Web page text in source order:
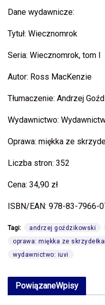
Dane wydawnicze:
Tytuł: Wiecznomrok
Seria: Wiecznomrok, tom I
Autor: Ross MacKenzie
Tłumaczenie: Andrzej
Wydawnictwo:
Oprawa: miękka ze
Liczba stron: 352
Cena: 34,90 zł
ISBN/EAN: 978-83-7966-
Tagi: andrzej goździkowski
oprawa: miękka ze
wydawnictwo: iuvi
PowiązaneWpisy